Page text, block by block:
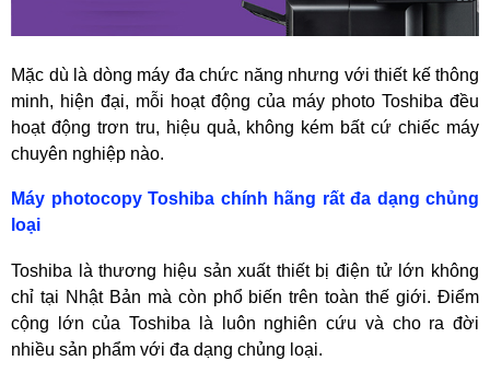
Mặc dù là dòng máy đa chức năng nhưng với thiết kế thông
minh, hiện đại, mỗi hoạt động của máy photo Toshiba đều
hoạt động trơn tru, hiệu quả, không kém bất cứ chiếc máy
chuyên nghiệp nào.
Máy photocopy Toshiba chính hãng rất đa dạng chủng
loại
Toshiba là thương hiệu sản xuất thiết bị điện tử lớn không
chỉ tại Nhật Bản mà còn phổ biến trên toàn thế giới. Điểm
cộng lớn của Toshiba là luôn nghiên cứu và cho ra đời
nhiều sản phẩm với đa dạng chủng loại.